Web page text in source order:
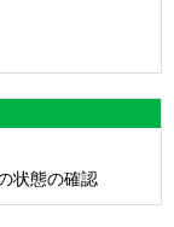
状態の確認